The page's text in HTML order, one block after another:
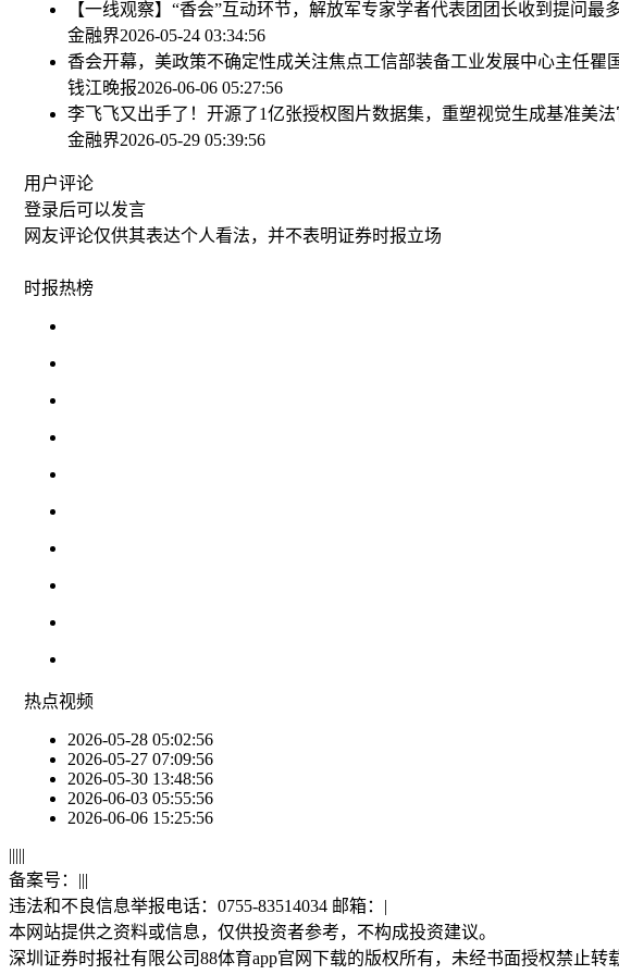
【一线观察】“香会”互动环节，解放军专家学者代表团团长收到提问最
金融界2026-05-24 03:34:56
香会开幕，美政策不确定性成关注焦点工信部装备工业发展中心主任瞿
钱江晚报2026-06-06 05:27:56
李飞飞又出手了！开源了1亿张授权图片数据集，重塑视觉生成基准美
金融界2026-05-29 05:39:56
用户评论
登录后可以发言
网友评论仅供其表达个人看法，并不表明证券时报立场
时报热榜
热点视频
2026-05-28 05:02:56
2026-05-27 07:09:56
2026-05-30 13:48:56
2026-06-03 05:55:56
2026-06-06 15:25:56
|||||
备案号： |||
违法和不良信息举报电话：0755-83514034 邮箱： |
本网站提供之资料或信息，仅供投资者参考，不构成投资建议。
深圳证券时报社有限公司88体育app官网下载的版权所有，未经书面授权禁止转